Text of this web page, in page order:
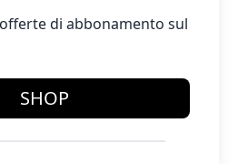
di abbonamento sul
SHOP